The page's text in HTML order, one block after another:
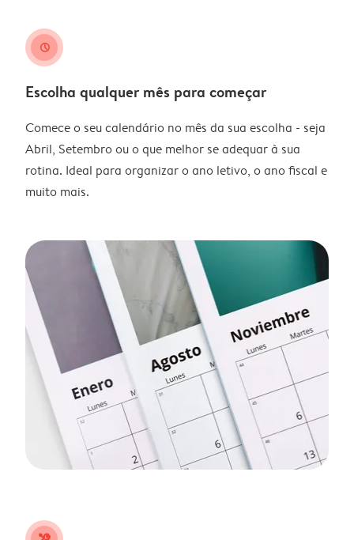
clock
Escolha qualquer mês para começar
Comece o seu calendário no mês da sua escolha - seja
Abril, Setembro ou o que melhor se adequar à sua
rotina. Ideal para organizar o ano letivo, o ano fiscal e
muito mais.